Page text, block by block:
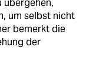
übergehen,
um selbst nicht
bemerkt die
der